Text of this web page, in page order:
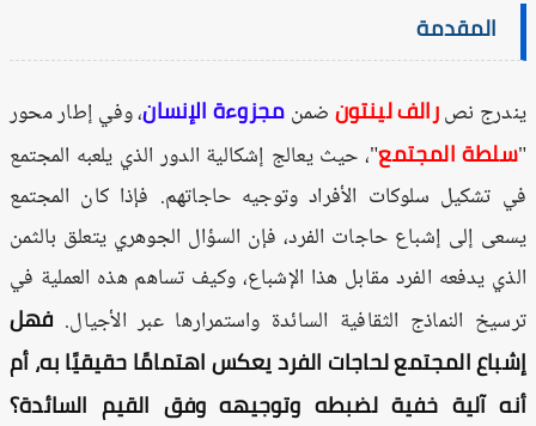
المقدمة
نصرالف لينتونضمنمجزوءة الإنسان، وفي إطار محور
المجتمع"، حيث يعالج إشكالية الدور الذي يلعبه المجتمع
تشكيل سلوكات الأفراد وتوجيه حاجاتهم. فإذا كان المجتمع
إلى إشباع حاجات الفرد، فإن السؤال الجوهري يتعلق بالثمن
يدفعه الفرد مقابل هذا الإشباع، وكيف تساهم هذه العملية في
النماذج الثقافية السائدة واستمرارها عبر الأجيال.فهل
المجتمع لحاجات الفرد يعكس اهتمامًا حقيقيًا به، أم
آلية خفية لضبطه وتوجيهه وفق القيم السائدة؟